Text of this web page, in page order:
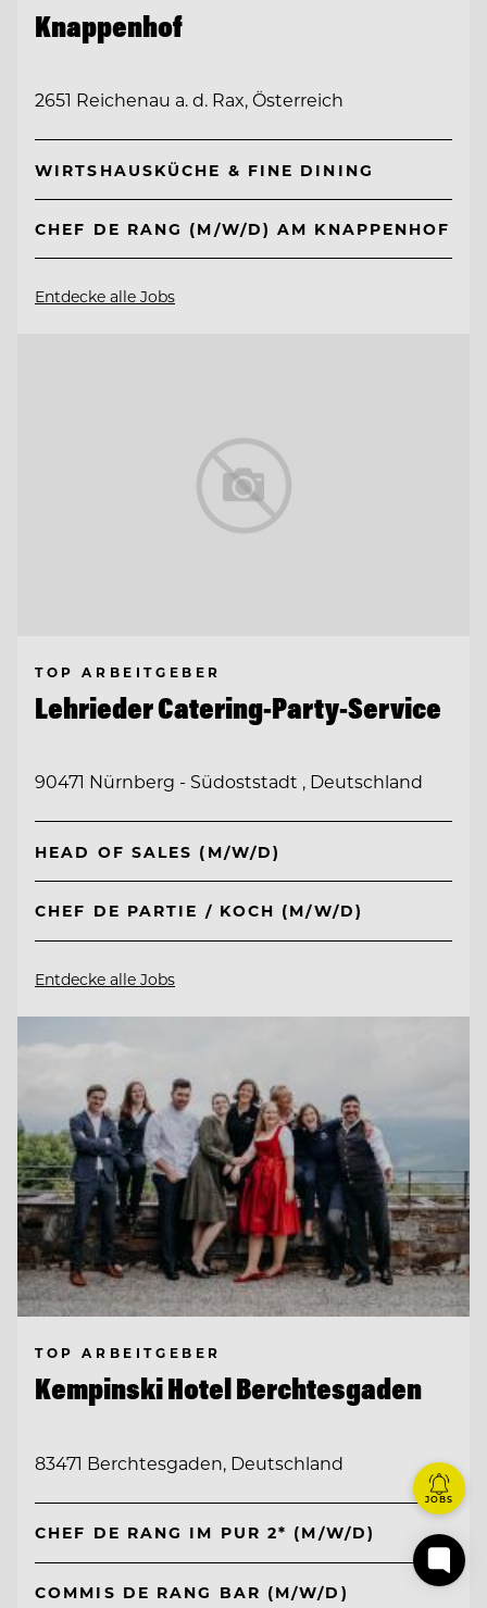
Knappenhof
2651 Reichenau a. d. Rax, Österreich
WIRTSHAUSKÜCHE & FINE DINING
CHEF DE RANG (M/W/D) AM KNAPPENHOF
Entdecke alle Jobs
TOP ARBEITGEBER
Lehrieder Catering-Party-Service
90471 Nürnberg - Südoststadt , Deutschland
HEAD OF SALES (M/W/D)
CHEF DE PARTIE / KOCH (M/W/D)
Entdecke alle Jobs
TOP ARBEITGEBER
Kempinski Hotel Berchtesgaden
83471 Berchtesgaden, Deutschland
CHEF DE RANG IM PUR 2* (M/W/D)
COMMIS DE RANG BAR (M/W/D)
JOBS